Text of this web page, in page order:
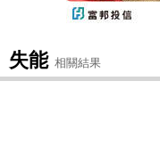
失能 相關結果